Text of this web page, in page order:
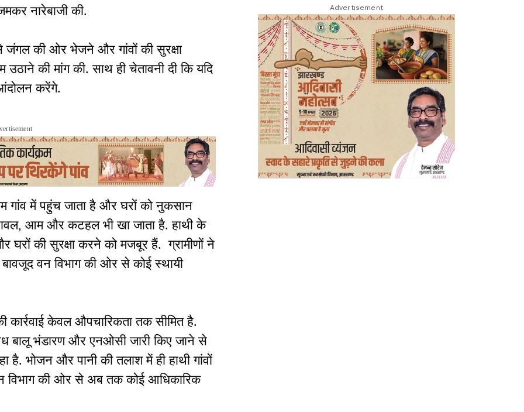
नारेबाजी की.
जंगल की ओर भेजने और गांवों की सुरक्षा
की मांग की. साथ ही चेतावनी दी कि यदि
करेंगे.
गांव में पहुंच जाता है और घरों को नुकसान
आम और कटहल भी खा जाता है. हाथी के
घरों की सुरक्षा करने को मजबूर हैं. ग्रामीणों ने
वन विभाग की ओर से कोई स्थायी
कार्रवाई केवल औपचारिकता तक सीमित है.
बालू भंडारण और एनओसी जारी किए जाने से
है. भोजन और पानी की तलाश में ही हाथी गांवों
विभाग की ओर से अब तक कोई आधिकारिक
Advertisement